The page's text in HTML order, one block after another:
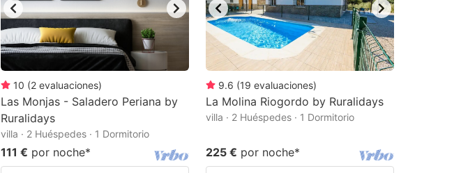
10 (2 evaluaciones)
Las Monjas - Saladero Periana by
Ruralidays
villa · 2 Huéspedes · 1 Dormitorio
111 € por noche*
9.6 (19 evaluaciones)
La Molina Riogordo by Ruralidays
villa · 2 Huéspedes · 1 Dormitorio
225 € por noche*